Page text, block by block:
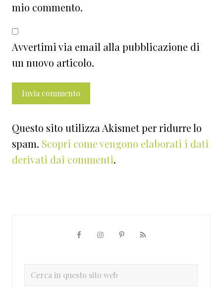
mio commento.
Avvertimi via email alla pubblicazione di
un nuovo articolo.
Questo sito utilizza Akismet per ridurre lo
spam. Scopri come vengono elaborati i dati
derivati dai commenti.
primaria
Cerca